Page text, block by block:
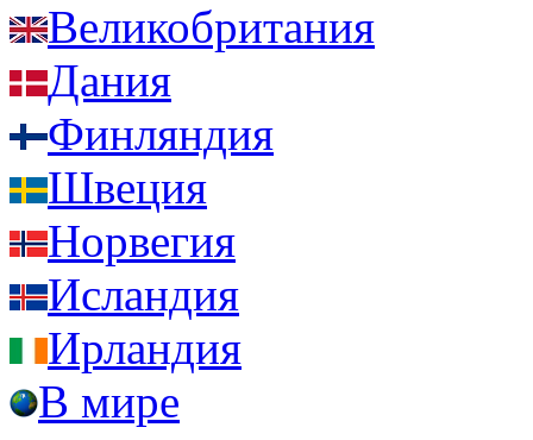
Великобритания
Дания
Финляндия
Швеция
Норвегия
Исландия
Ирландия
В мире